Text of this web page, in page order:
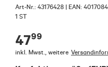
Art-Nr.: 43176428 | EAN:
1 ST
4799
inkl. Mwst. weitere